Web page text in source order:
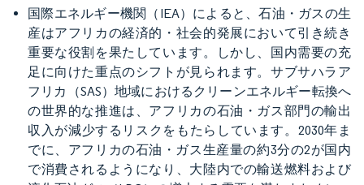
国際エネルギー機関（IEA）によると、石油・ガスの生
産はアフリカの経済的・社会的発展において引き続き
重要な役割を果たしています。しかし、国内需要の充
足に向けた重点のシフトが見られます。サブサハラア
フリカ（SAS）地域におけるクリーンエネルギー転換へ
の世界的な推進は、アフリカの石油・ガス部門の輸出
収入が減少するリスクをもたらしています。2030年ま
でに、アフリカの石油・ガス生産量の約3分の2が国内
で消費されるようになり、大陸内での輸送燃料および